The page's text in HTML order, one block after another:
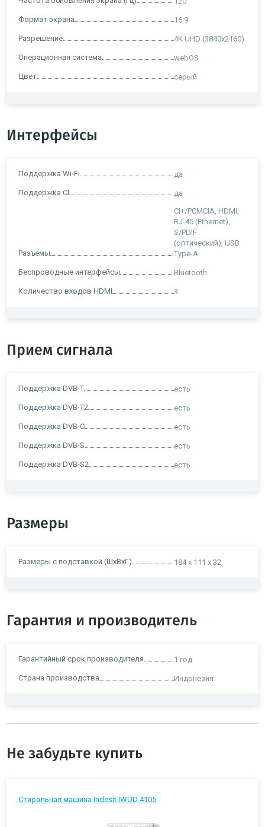
Формат экрана 16:9
Разрешение 4K UHD (3840x2160)
Операционная система webOS
Цвет серый
Интерфейсы
Поддержка Wi-Fi да
Поддержка CI да
Разъемы
CI+/PCMCIA, HDMI,
RJ-45 (Ethernet),
S/PDIF
(оптический), USB
Type-A
Беспроводные интерфейсы Bluetooth
Количество входов HDMI 3
Прием сигнала
Поддержка DVB-T есть
Поддержка DVB-T2 есть
Поддержка DVB-C есть
Поддержка DVB-S есть
Поддержка DVB-S2 есть
Размеры
Размеры с подставкой (ШxВxГ) 184 x 111 x 32
Гарантия и производитель
Гарантийный срок производителя 1 год
Страна производства Индонезия
Не забудьте купить
Стиральная машина Indesit IWUD 4105